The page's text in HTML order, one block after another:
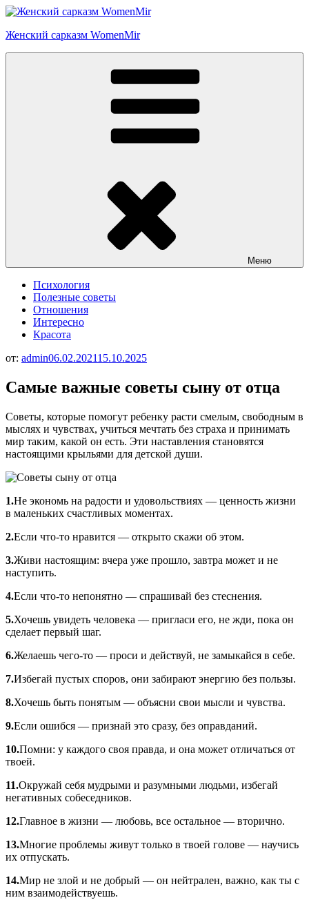
Перейти
содержимому
Женский сарказм WomenMir
Меню
Психология
Полезные советы
Отношения
Интересно
Красота
от: admin06.02.202115.10.2025
Самые важные советы сыну от отца
Советы, которые помогут ребенку расти смелым, свободным в
мыслях и чувствах, учиться мечтать без страха и принимать
мир таким, какой он есть. Эти наставления становятся
настоящими крыльями для детской души.
1.Не экономь на радости и удовольствиях — ценность жизни
в маленьких счастливых моментах.
2.Если что-то нравится — открыто скажи об этом.
3.Живи настоящим: вчера уже прошло, завтра может и не
наступить.
4.Если что-то непонятно — спрашивай без стеснения.
5.Хочешь увидеть человека — пригласи его, не жди, пока он
сделает первый шаг.
6.Желаешь чего-то — проси и действуй, не замыкайся в себе.
7.Избегай пустых споров, они забирают энергию без пользы.
8.Хочешь быть понятым — объясни свои мысли и чувства.
9.Если ошибся — признай это сразу, без оправданий.
10.Помни: у каждого своя правда, и она может отличаться от
твоей.
11.Окружай себя мудрыми и разумными людьми, избегай
негативных собеседников.
12.Главное в жизни — любовь, все остальное — вторично.
13.Многие проблемы живут только в твоей голове — научись
их отпускать.
14.Мир не злой и не добрый — он нейтрален, важно, как ты с
ним взаимодействуешь.